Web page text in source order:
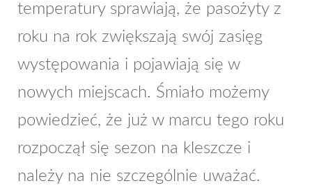
temperatury sprawiają, że pasożyty z
roku na rok zwiększają swój zasięg
występowania i pojawiają się w
nowych miejscach. Śmiało możemy
powiedzieć, że już w marcu tego roku
rozpoczął się sezon na kleszcze i
należy na nie szczególnie uważać.